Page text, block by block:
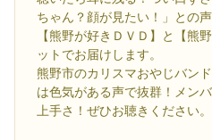
ちゃん？顔が見たい！」との声
【熊野が好きＤＶＤ】と【熊
ットでお届けします。
熊野市のカリスマおやじバ
は色気がある声で抜群！メン
上手さ！ぜひお聴きください。